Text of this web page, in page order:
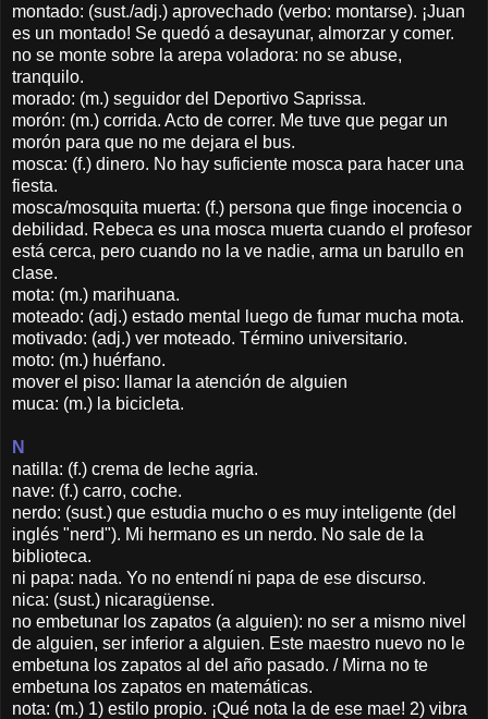
montado: (sust./adj.) aprovechado (verbo: montarse). ¡Juan
es un montado! Se quedó a desayunar, almorzar y comer.
no se monte sobre la arepa voladora: no se abuse,
tranquilo.
morado: (m.) seguidor del Deportivo Saprissa.
morón: (m.) corrida. Acto de correr. Me tuve que pegar un
morón para que no me dejara el bus.
mosca: (f.) dinero. No hay suficiente mosca para hacer una
fiesta.
mosca/mosquita muerta: (f.) persona que finge inocencia o
debilidad. Rebeca es una mosca muerta cuando el profesor
está cerca, pero cuando no la ve nadie, arma un barullo en
clase.
mota: (m.) marihuana.
moteado: (adj.) estado mental luego de fumar mucha mota.
motivado: (adj.) ver moteado. Término universitario.
moto: (m.) huérfano.
mover el piso: llamar la atención de alguien
muca: (m.) la bicicleta.
N
natilla: (f.) crema de leche agria.
nave: (f.) carro, coche.
nerdo: (sust.) que estudia mucho o es muy inteligente (del
inglés "nerd"). Mi hermano es un nerdo. No sale de la
biblioteca.
ni papa: nada. Yo no entendí ni papa de ese discurso.
nica: (sust.) nicaragüense.
no embetunar los zapatos (a alguien): no ser a mismo nivel
de alguien, ser inferior a alguien. Este maestro nuevo no le
embetuna los zapatos al del año pasado. / Mirna no te
embetuna los zapatos en matemáticas.
nota: (m.) 1) estilo propio. ¡Qué nota la de ese mae! 2) vibra